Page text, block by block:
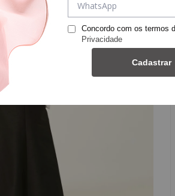
Concordo com os termos
Privacidade
Cadastrar